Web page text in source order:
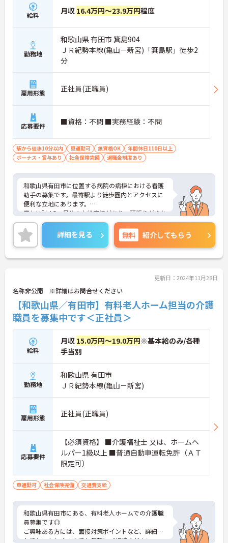
給料 月収 16.4万円～23.9万円程度
勤務地
和歌山県 有田市 箕島904
ＪＲ紀勢本線(亀山－新宮)「箕島駅」徒歩2
分
雇用形態 正社員(正職員)
応募要件 ■資格：不問 ■実務経験：不問
駅から徒歩10分以内 車通勤可 無資格OK
年間休日110日以上
ボーナス・賞与あり
社会保険完備 退職金制度あり
和歌山県有田市に位置する病院の病棟における看護
助手の募集です。最寄駅より徒歩圏内とアクセスに
便利な立地にあります。
賞与は計4.5ヶ月分の支給実績があり、頑張りがきち
んと評価される環境です。モチベーションアップに
つながります。
ご興味のある方には、面接対策ポイントなど、さら
に詳細をご案内しますのでお気軽にご相談くださ
い！
詳細を見る 無料 紹介してもらう
更新日：2024年11月28日
名称非公開 ※詳細はお問合せください
【和歌山県／有田市】有料老人ホーム担当の介護
職員を募集中です＜正社員＞
給料
月収 15.0万円～19.0万円※基本給のみ/各種
手当別
勤務地
和歌山県 有田市
ＪＲ紀勢本線(亀山－新宮)
雇用形態 正社員(正職員)
応募要件
【必須資格】 ■介護福祉士 又は、ホームヘ
ルパー1級以上 ■普通自動車運転免許（ＡＴ
限定可）
車通勤可 社会保険完備 交通費支給
和歌山県有田市にある、有料老人ホームでの介護職
員募集です◎
ご興味ある方には、面接対策ポイントなど、詳細を
お話しいたしますのでお気軽にご相談ください。